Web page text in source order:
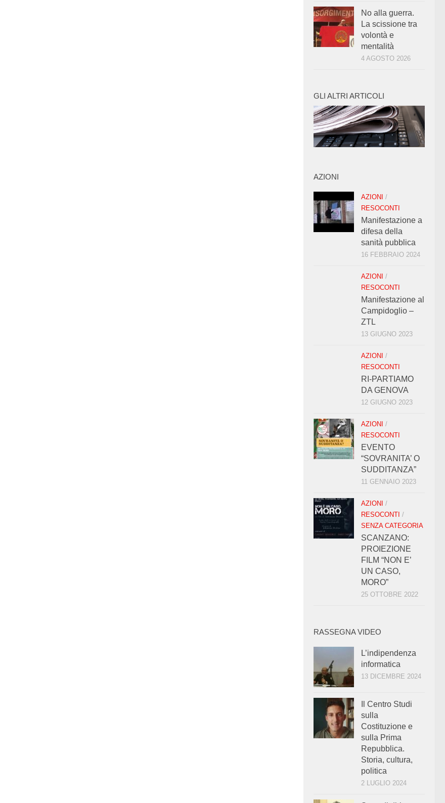
No alla guerra.
La scissione tra
volontà e
mentalità
4 AGOSTO 2026
GLI ALTRI ARTICOLI
AZIONI
AZIONI /
RESOCONTI
Manifestazione a
difesa della
sanità pubblica
16 FEBBRAIO 2024
AZIONI /
RESOCONTI
Manifestazione al
Campidoglio –
ZTL
13 GIUGNO 2023
AZIONI /
RESOCONTI
RI-PARTIAMO
DA GENOVA
12 GIUGNO 2023
AZIONI /
RESOCONTI
EVENTO
“SOVRANITA’ O
SUDDITANZA”
11 GENNAIO 2023
AZIONI /
RESOCONTI /
SENZA CATEGORIA
SCANZANO:
PROIEZIONE
FILM “NON E’
UN CASO,
MORO”
25 OTTOBRE 2022
RASSEGNA VIDEO
L’indipendenza
informatica
13 DICEMBRE 2024
Il Centro Studi
sulla
Costituzione e
sulla Prima
Repubblica.
Storia, cultura,
politica
2 LUGLIO 2024